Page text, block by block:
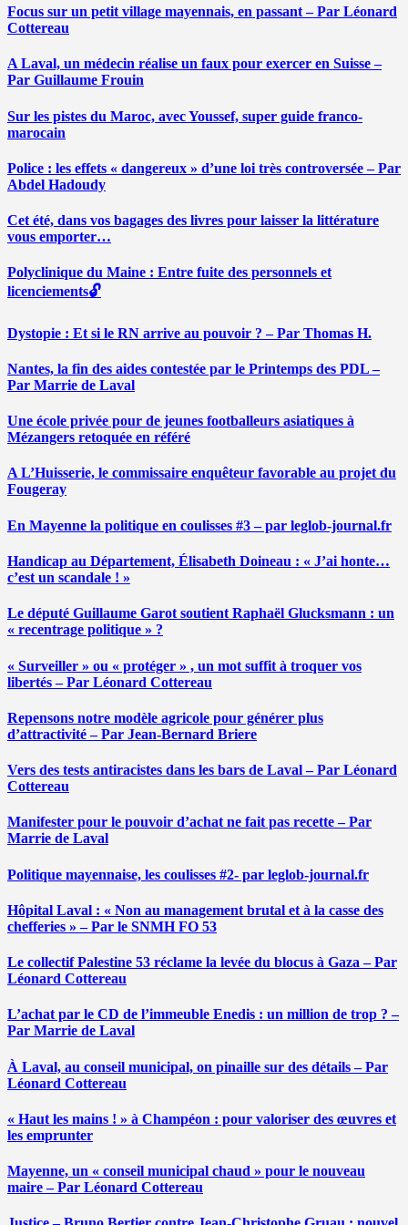
Focus sur un petit village mayennais, en passant – Par Léonard
Cottereau
A Laval, un médecin réalise un faux pour exercer en Suisse –
Par Guillaume Frouin
Sur les pistes du Maroc, avec Youssef, super guide franco-
marocain
Police : les effets « dangereux » d’une loi très controversée – Par
Abdel Hadoudy
Cet été, dans vos bagages des livres pour laisser la littérature
vous emporter…
Polyclinique du Maine : Entre fuite des personnels et
licenciements🔓
Dystopie : Et si le RN arrive au pouvoir ? – Par Thomas H.
Nantes, la fin des aides contestée par le Printemps des PDL –
Par Marrie de Laval
Une école privée pour de jeunes footballeurs asiatiques à
Mézangers retoquée en référé
A L’Huisserie, le commissaire enquêteur favorable au projet du
Fougeray
En Mayenne la politique en coulisses #3 – par leglob-journal.fr
Handicap au Département, Élisabeth Doineau : « J’ai honte…
c’est un scandale ! »
Le député Guillaume Garot soutient Raphaël Glucksmann : un
« recentrage politique » ?
« Surveiller » ou « protéger » , un mot suffit à troquer vos
libertés – Par Léonard Cottereau
Repensons notre modèle agricole pour générer plus
d’attractivité – Par Jean-Bernard Briere
Vers des tests antiracistes dans les bars de Laval – Par Léonard
Cottereau
Manifester pour le pouvoir d’achat ne fait pas recette – Par
Marrie de Laval
Politique mayennaise, les coulisses #2- par leglob-journal.fr
Hôpital Laval : « Non au management brutal et à la casse des
chefferies » – Par le SNMH FO 53
Le collectif Palestine 53 réclame la levée du blocus à Gaza – Par
Léonard Cottereau
L’achat par le CD de l’immeuble Enedis : un million de trop ? –
Par Marrie de Laval
À Laval, au conseil municipal, on pinaille sur des détails – Par
Léonard Cottereau
« Haut les mains ! » à Champéon : pour valoriser des œuvres et
les emprunter
Mayenne, un « conseil municipal chaud » pour le nouveau
maire – Par Léonard Cottereau